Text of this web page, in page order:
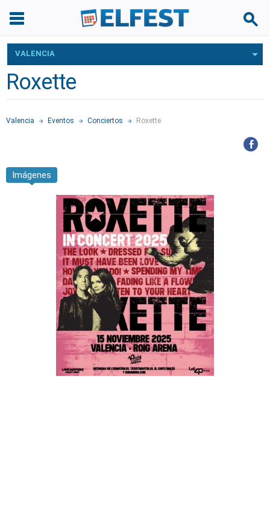
VALENCIA
Roxette
Valencia Eventos Conciertos Roxette
Imágenes